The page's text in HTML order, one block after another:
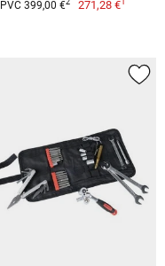
PVC 399,00 €2 271,28 €